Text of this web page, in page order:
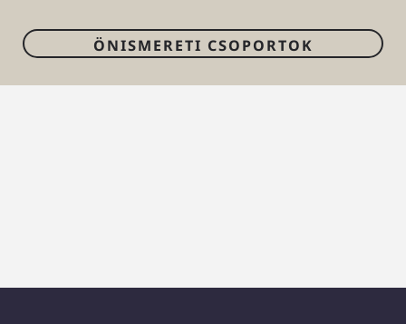
ÖNISMERETI CSOPORTOK